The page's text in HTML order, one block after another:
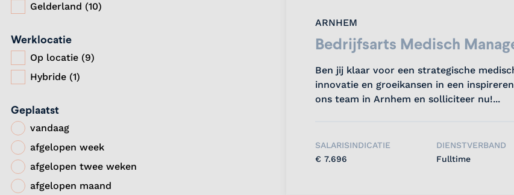
Gelderland (10)
Werklocatie
Op locatie (9)
Hybride (1)
Geplaatst
vandaag
afgelopen week
afgelopen twee weken
afgelopen maand
ARNHEM
Bedrijfsarts Medisch
Ben jij klaar voor een strategische
innovatie en groeikansen in een
ons team in Arnhem en solliciteer nu!...
SALARISINDICATIE
€ 7.696
DIENSTVERBAND
Fulltime